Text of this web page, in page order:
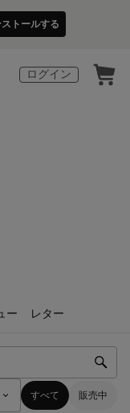
ストールする
ログイン
ー レター
すべて 販売中